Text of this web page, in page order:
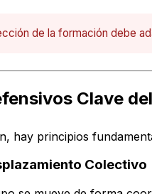
de la formación debe
Clave
hay principios
Colectivo